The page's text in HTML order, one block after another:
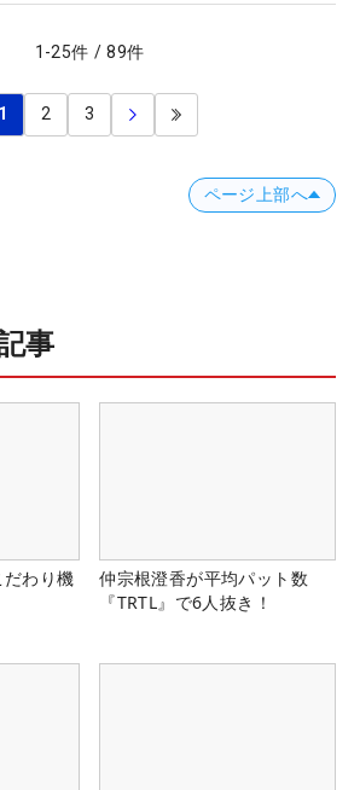
1 -25件 / 89件
1 2 3
ページ上部へ
事
わり機
仲宗根澄香が平均パット数
『TRTL』で6人抜き！